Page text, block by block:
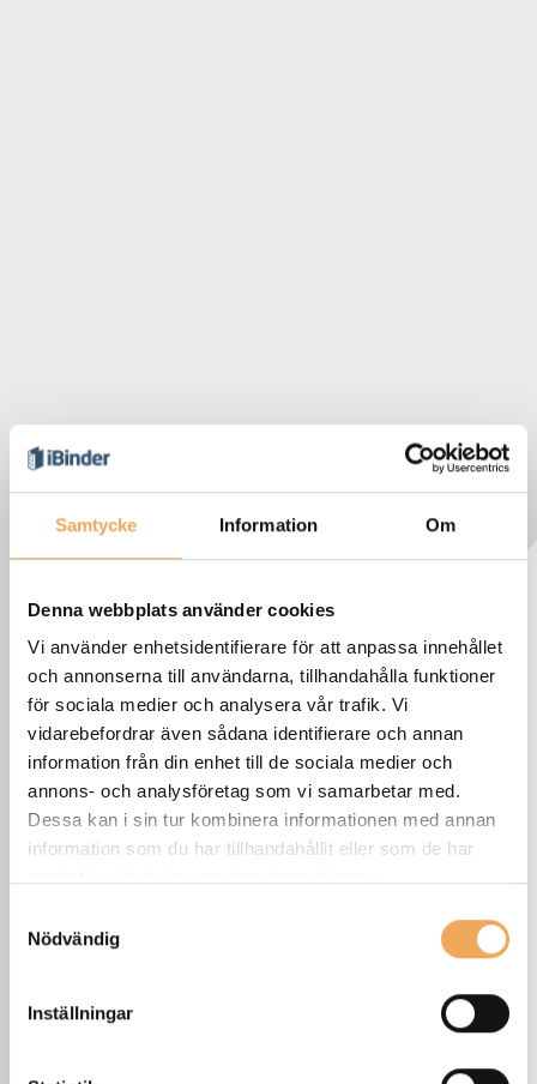
Samtycke Information Om
Denna webbplats använder cookies
Vi använder enhetsidentifierare för att anpassa innehållet
och annonserna till användarna, tillhandahålla funktioner
för sociala medier och analysera vår trafik. Vi
vidarebefordrar även sådana identifierare och annan
information från din enhet till de sociala medier och
annons- och analysföretag som vi samarbetar med.
Dessa kan i sin tur kombinera informationen med annan
information som du har tillhandahållit eller som de har
Nödvändig
Inställningar